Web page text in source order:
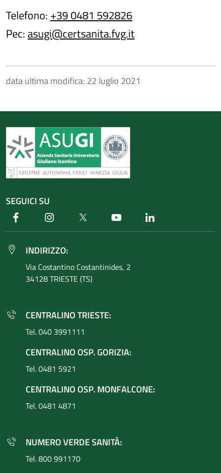
Telefono: +39 0481 592826
Pec: asugi@certsanita.fvg.it
data ultima modifica: 22 luglio 2021
SEGUICI SU
Facebook Instagram Twitter Youtube
INDIRIZZO:
Via Costantino Costantinides, 2
34128 TRIESTE (TS)
CENTRALINO TRIESTE:
Tel. 040 3991111
CENTRALINO OSP. GORIZIA:
Tel. 0481 5921
CENTRALINO OSP. MONFALCONE:
Tel. 0481 4871
NUMERO VERDE SANITÀ:
Tel. 800 991170